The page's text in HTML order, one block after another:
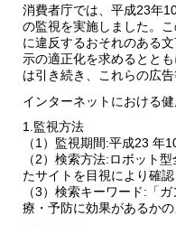
消費者庁では、平成23年
の監視を実施しました。
に違反するおそれのある
示の適正化を求めるとと
は引き続き、これらの広
インターネットにおける
1.監視方法
（1）監視期間:平成23 年
（2）検索方法:ロボット
たサイトを目視により確認
（3）検索キーワード:「
療・予防に効果があるか